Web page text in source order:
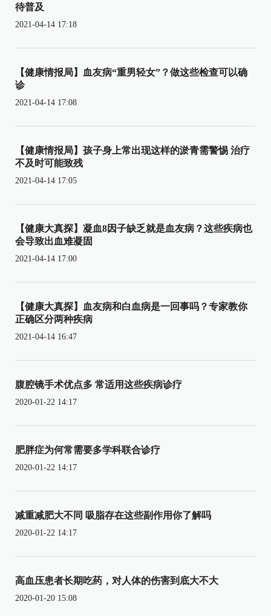
待普及
2021-04-14 17:18
【健康情报局】血友病“重男轻女”？做这些检查可以确
诊
2021-04-14 17:08
【健康情报局】孩子身上常出现这样的淤青需警惕 治疗
不及时可能致残
2021-04-14 17:05
【健康大真探】凝血8因子缺乏就是血友病？这些疾病也
会导致出血难凝固
2021-04-14 17:00
【健康大真探】血友病和白血病是一回事吗？专家教你
正确区分两种疾病
2021-04-14 16:47
腹腔镜手术优点多 常适用这些疾病诊疗
2020-01-22 14:17
肥胖症为何常需要多学科联合诊疗
2020-01-22 14:17
减重减肥大不同 吸脂存在这些副作用你了解吗
2020-01-22 14:17
高血压患者长期吃药，对人体的伤害到底大不大
2020-01-20 15:08